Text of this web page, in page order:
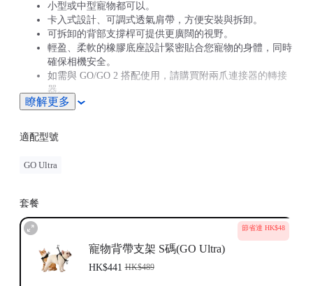
小型或中型寵物都可以。
卡入式設計、可調式透氣肩帶，方便安裝與拆卸。
可拆卸的背部支撐桿可提供更廣闊的視野。
輕盈、柔軟的橡膠底座設計緊密貼合您寵物的身體，同時
確保相機安全。
如需與 GO/GO 2 搭配使用，請購買附兩爪連接器的轉接
器。
瞭解更多
適配型號
GO Ultra
套餐
節省達 HK$48
寵物背帶支架 S碼(GO Ultra)
HK$441 HK$489